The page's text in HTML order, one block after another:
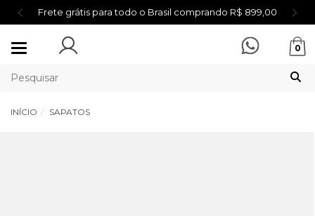
Frete grátis para todo o Brasil comprando R$ 899,00
Mudar
0
INÍCIO SAPATOS